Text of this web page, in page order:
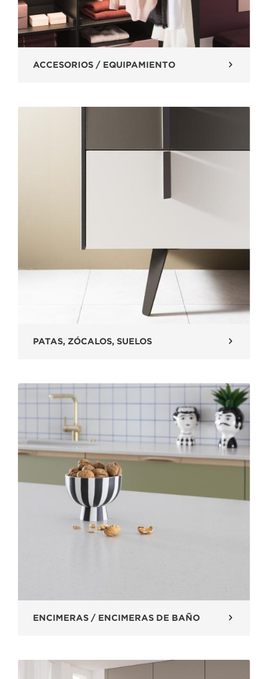
ACCESORIOS / EQUIPAMIENTO
PATAS, ZÓCALOS, SUELOS
ENCIMERAS / ENCIMERAS DE BAÑO